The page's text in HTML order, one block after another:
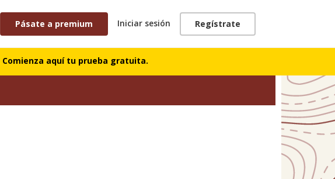
Pásate a premium Iniciar sesión Regístrate
Comienza aquí tu prueba gratuita.